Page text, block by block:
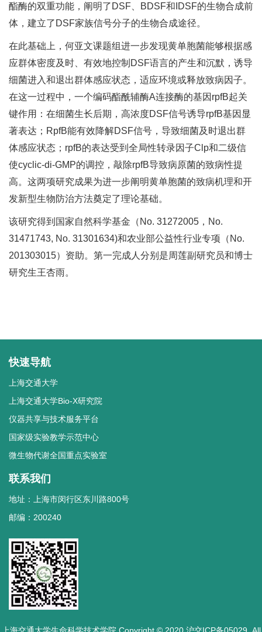
酯酶的双重功能，阐明了DSF、BDSF和IDSF的生物合成前
体，建立了DSF家族信号分子的生物合成途径。
在此基础上，何亚文课题组进一步发现黄单胞菌能够根据感
应群体密度及时、有效地控制DSF语言的产生和沉默，诱导
细菌进入和退出群体感应状态，适应环境或释放致病因子。
在这一过程中，一个编码酯酰辅酶A连接酶的基因rpfB起关
键作用：在细菌生长后期，高浓度DSF信号诱导rpfB基因显
著表达；RpfB能有效降解DSF信号，导致细菌及时退出群
体感应状态；rpfB的表达受到全局性转录因子Clp和二级信
使cyclic-di-GMP的调控，敲除rpfB导致病原菌的致病性提
高。这两项研究成果为进一步阐明黄单胞菌的致病机理和开
发新型生物防治方法奠定了理论基础。
该研究得到国家自然科学基金（No. 31272005，No.
31471743, No. 31301634)和农业部公益性行业专项（No.
201303015）资助。第一完成人分别是周莲副研究员和博士
研究生王杏雨。
快速导航
上海交通大学
上海交通大学Bio-X研究院
仪器共享与技术服务平台
国家级实验教学示范中心
微生物代谢全国重点实验室
联系我们
地址：上海市闵行区东川路800号
邮编：200240
上海交通大学生命科学技术学院 Copyright © 2020 沪交ICP备05029. All